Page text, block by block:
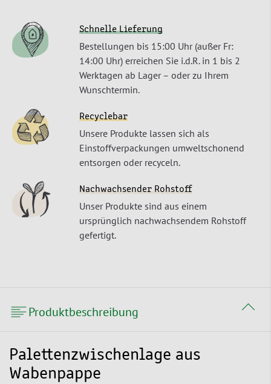
Schnelle Lieferung
Bestellungen bis 15:00 Uhr (außer Fr:
14:00 Uhr) erreichen Sie i.d.R. in 1 bis 2
Werktagen ab Lager – oder zu Ihrem
Wunschtermin.
Recyclebar
Unsere Produkte lassen sich als
Einstoffverpackungen umweltschonend
entsorgen oder recyceln.
Nachwachsender Rohstoff
Unser Produkte sind aus einem
ursprünglich nachwachsendem Rohstoff
gefertigt.
Produktbeschreibung
Palettenzwischenlage aus
Wabenpappe